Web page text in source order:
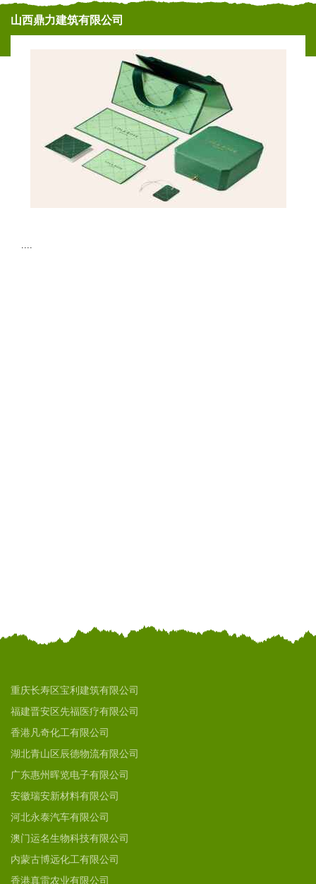
山西鼎力建筑有限公司
....
重庆长寿区宝利建筑有限公司
福建晋安区先福医疗有限公司
香港凡奇化工有限公司
湖北青山区辰德物流有限公司
广东惠州晖览电子有限公司
安徽瑞安新材料有限公司
河北永泰汽车有限公司
澳门运名生物科技有限公司
内蒙古博远化工有限公司
香港真雷农业有限公司